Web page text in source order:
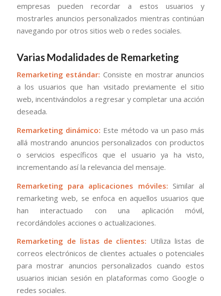
empresas pueden recordar a estos usuarios y
mostrarles anuncios personalizados mientras continúan
navegando por otros sitios web o redes sociales.
Varias Modalidades de Remarketing
Remarketing estándar: Consiste en mostrar anuncios
a los usuarios que han visitado previamente el sitio
web, incentivándolos a regresar y completar una acción
deseada.
Remarketing dinámico: Este método va un paso más
allá mostrando anuncios personalizados con productos
o servicios específicos que el usuario ya ha visto,
incrementando así la relevancia del mensaje.
Remarketing para aplicaciones móviles: Similar al
remarketing web, se enfoca en aquellos usuarios que
han interactuado con una aplicación móvil,
recordándoles acciones o actualizaciones.
Remarketing de listas de clientes: Utiliza listas de
correos electrónicos de clientes actuales o potenciales
para mostrar anuncios personalizados cuando estos
usuarios inician sesión en plataformas como Google o
redes sociales.